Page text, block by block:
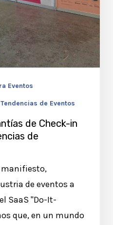
Eventos
Tendencias de Eventos
de Check-in
de
manifiesto,
de eventos a
SaaS "Do-It-
que, en un mundo